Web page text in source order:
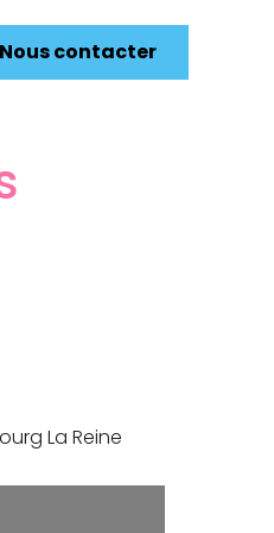
Nous contacter
La Reine